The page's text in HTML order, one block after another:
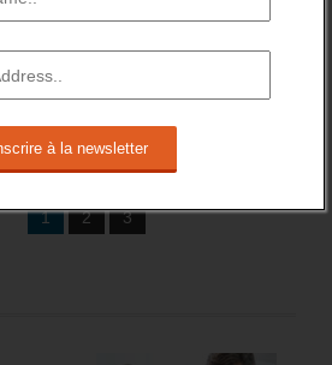
au ralenti, des activités des
faillite ou réduction des effectifs
1 2 3